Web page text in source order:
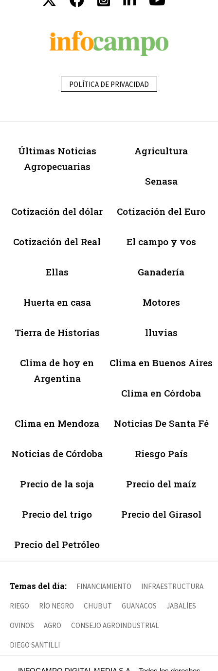
POLÍTICA DE PRIVACIDAD
Últimas Noticias
Agropecuarias
Agricultura
Senasa
Cotización del dólar Cotización del Euro
Cotización del Real El campo y vos
Ellas Ganadería
Huerta en casa Motores
Tierra de Historias lluvias
Clima de hoy en
Argentina
Clima en Buenos Aires
Clima en Córdoba
Clima en Mendoza Noticias De Santa Fé
Noticias de Córdoba Riesgo País
Precio de la soja Precio del maíz
Precio del trigo Precio del Girasol
Precio del Petróleo
Temas del día: FINANCIAMIENTO INFRAESTRUCTURA
RIEGO RÍO NEGRO CHUBUT GUANACOS JABALÍES
OVINOS AGRO CONSEJO AGROINDUSTRIAL
DIEGO SANTILLI